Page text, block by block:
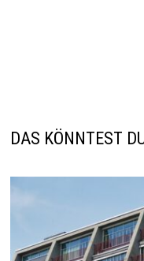
DAS KÖNNTEST